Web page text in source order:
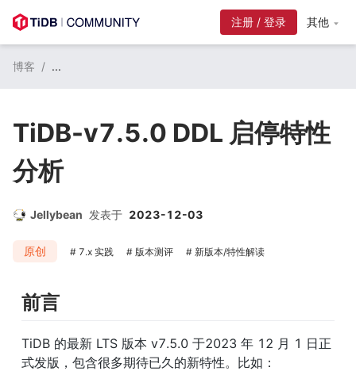
注册 / 登录 其他
博客 / ...
TiDB-v7.5.0 DDL 启停特性
分析
Jellybean 发表于 2023-12-03
原创 7.x 实践 版本测评 新版本/特性解读
前言
TiDB 的最新 LTS 版本 v7.5.0 于2023 年 12 月 1 日正
式发版，包含很多期待已久的新特性。比如：